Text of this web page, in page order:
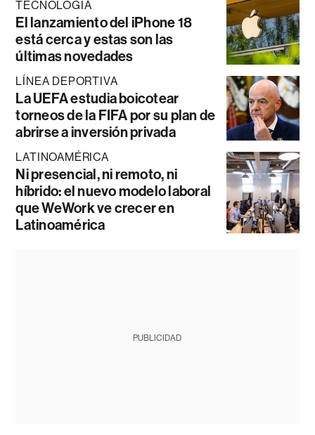
TECNOLOGÍA
El lanzamiento del iPhone 18
está cerca y estas son las
últimas novedades
LÍNEA DEPORTIVA
La UEFA estudia boicotear
torneos de la FIFA por su plan de
abrirse a inversión privada
LATINOAMÉRICA
Ni presencial, ni remoto, ni
híbrido: el nuevo modelo laboral
que WeWork ve crecer en
Latinoamérica
PUBLICIDAD